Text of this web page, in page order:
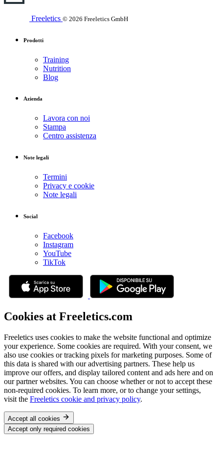
Freeletics © 2026 Freeletics GmbH
Prodotti
Training
Nutrition
Blog
Azienda
Lavora con noi
Stampa
Centro assistenza
Note legali
Termini
Privacy e cookie
Note legali
Social
Facebook
Instagram
YouTube
TikTok
Cookies at Freeletics.com
Freeletics uses cookies to make the website functional and optimize
your experience. Some cookies are required. With your consent, we
also use cookies or tracking pixels for marketing purposes. Some of
this data is shared with our advertising partners. These help us
improve our offers, and display tailored content and ads here and on
our partner websites. You can choose whether or not to accept these
non-required cookies. To learn more, or to change your settings,
visit the Freeletics cookie and privacy policy.
Accept all cookies
Accept only required cookies